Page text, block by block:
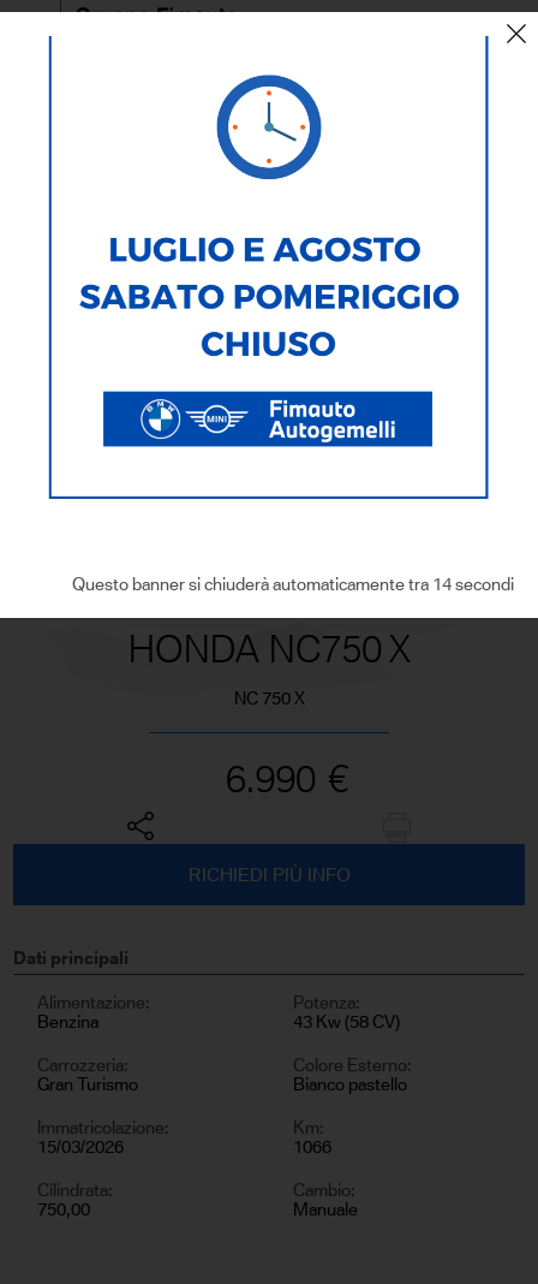
Questo banner si chiuderà automaticamente tra 13 secondi
HONDA NC750 X
NC 750 X
6.990 €
RICHIEDI PIÙ INFO
Dati principali
Alimentazione:
Benzina
Potenza:
43 Kw (58 CV)
Carrozzeria:
Gran Turismo
Colore Esterno:
Bianco pastello
Immatricolazione:
15/03/2026
Km:
1066
Cilindrata:
750,00
Cambio:
Manuale